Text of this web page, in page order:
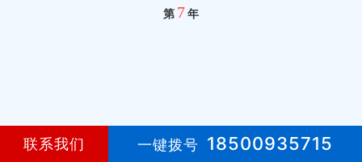
第 7年
联系我们 一键拨号 18500935715